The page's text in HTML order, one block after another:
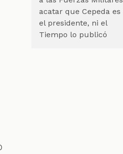
acatar que Cepeda es
el presidente, ni el
Tiempo lo publicó